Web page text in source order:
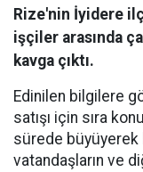
Rize'nin İyidere
işçiler arasında
kavga çıktı.
Edinilen bilgilere
satışı için sıra
sürede büyüyerek
vatandaşların ve